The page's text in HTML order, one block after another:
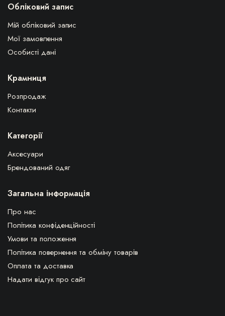
Обліковий запис
Мій обліковий запис
Мої замовлення
Особисті дані
Крамниця
Розпродаж
Контакти
Категорії
Аксесуари
Брендований одяг
Загальна інформація
Про нас
Політика конфіденційності
Умови та положення
Політика повернення та обміну товарів
Оплата та доставка
Надати відгук про сайт